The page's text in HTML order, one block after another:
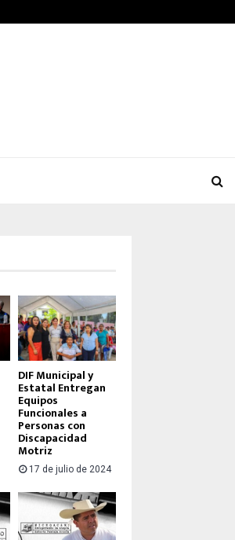
DIF Municipal y
Estatal Entregan
Equipos
Funcionales a
Personas con
Discapacidad
Motriz
17 de julio de 2024